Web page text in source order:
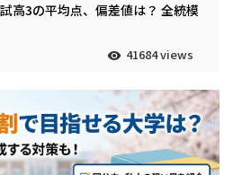
高3の平均点、偏差値は？ 全統模
41684 views